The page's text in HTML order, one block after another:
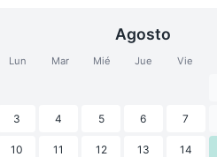
Agosto
Lun Mar Mié Jue Vie
3 4 5 6 7
10 11 12 13 14